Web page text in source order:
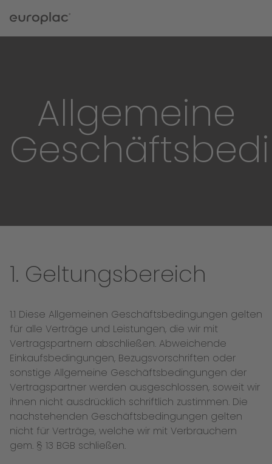
Allgemeine
1. Geltungsbereich
1.1 Diese Allgemeinen Geschäftsbedingungen gelten
für alle Verträge und Leistungen, die wir mit
Vertragspartnern abschließen. Abweichende
Einkaufsbedingungen, Bezugsvorschriften oder
sonstige Allgemeine Geschäftsbedingungen der
Vertragspartner werden ausgeschlossen, soweit wir
ihnen nicht ausdrücklich schriftlich zustimmen. Die
nachstehenden Geschäftsbedingungen gelten
nicht für Verträge, welche wir mit Verbrauchern
gem. § 13 BGB schließen.